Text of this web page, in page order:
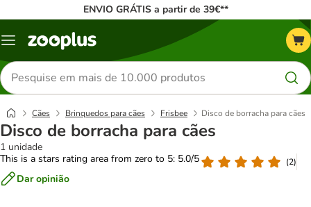
ENVIO GRÁTIS a partir de 39€**
Menu
Pesquisar
produtos
Cães Brinquedos para cães Frisbee Disco de borracha para cães
Disco de borracha para cães
1 unidade
This is a stars rating area from zero to 5: 5.0/5
(2)
Dar opinião